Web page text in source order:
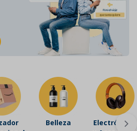
Belleza
Electrónicos